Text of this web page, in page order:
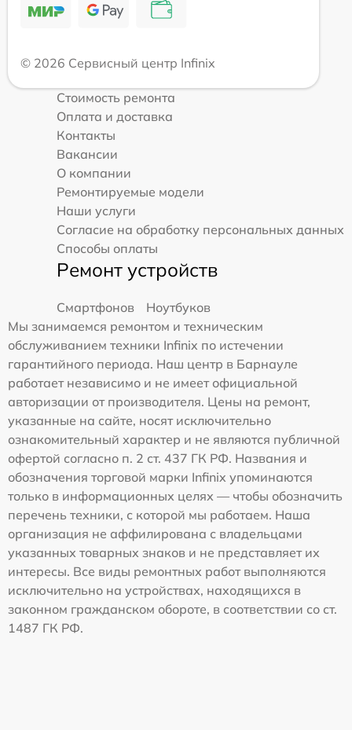
© 2026 Сервисный центр Infinix
Стоимость ремонта
Оплата и доставка
Контакты
Вакансии
О компании
Ремонтируемые модели
Наши услуги
Согласие на обработку персональных данных
Способы оплаты
Ремонт устройств
Смартфонов
Ноутбуков
Мы занимаемся ремонтом и техническим
обслуживанием техники Infinix по истечении
гарантийного периода. Наш центр в Барнауле
работает независимо и не имеет официальной
авторизации от производителя. Цены на ремонт,
указанные на сайте, носят исключительно
ознакомительный характер и не являются публичной
офертой согласно п. 2 ст. 437 ГК РФ. Названия и
обозначения торговой марки Infinix упоминаются
только в информационных целях — чтобы обозначить
перечень техники, с которой мы работаем. Наша
организация не аффилирована с владельцами
указанных товарных знаков и не представляет их
интересы. Все виды ремонтных работ выполняются
исключительно на устройствах, находящихся в
законном гражданском обороте, в соответствии со ст.
1487 ГК РФ.